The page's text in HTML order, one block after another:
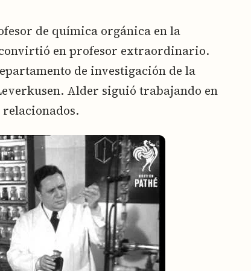
de química orgánica en la
en profesor extraordinario.
de investigación de la
Alder siguió trabajando en